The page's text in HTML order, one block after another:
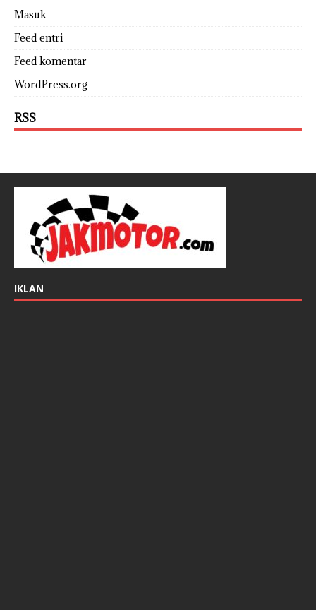
Masuk
Feed entri
Feed komentar
WordPress.org
RSS
IKLAN